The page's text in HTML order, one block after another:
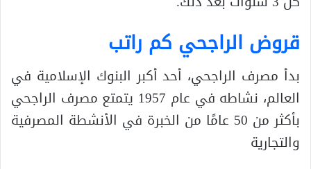
قروض الراجحي كم راتب
بدأ مصرف الراجحي، أحد أكبر البنوك الإسلامية في
العالم، نشاطه في عام 1957 يتمتع مصرف الراجحي
بأكثر من 50 عامًا من الخبرة في الأنشطة المصرفية
والتجارية